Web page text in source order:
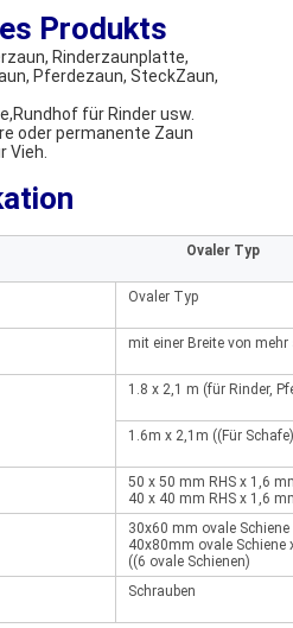
Produkts
Rinderzaunplatte,
Pferdezaun, SteckZaun,
für Rinder usw.
oder permanente Zaun
Vieh.
Ovaler Typ
Ovaler Typ
mit einer Breite von
1.8 x 2,1 m (für Rinder,
1.6m x 2,1m ((Für
50 x 50 mm RHS x 1,6
40 x 40 mm RHS x 1,6
30x60 mm ovale
40x80mm ovale Schiene
((6 ovale Schienen)
Schrauben